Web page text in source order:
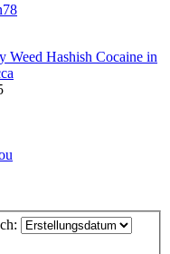
Weed Hashish Cocaine in